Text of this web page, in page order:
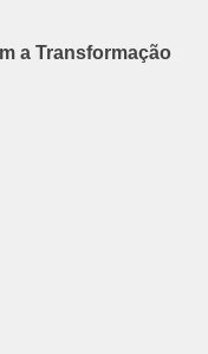
a Transformação